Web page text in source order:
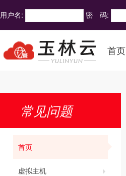
用户名: 密 码:
首页
常见问题
首页
虚拟主机